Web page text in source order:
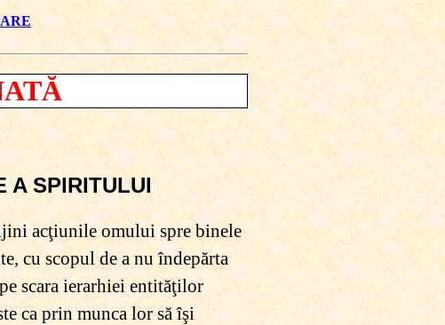
A SPIRITULUI
acţiunile omului spre binele
cu scopul de a nu îndepărta
scara ierarhiei entităţilor
ca prin munca lor să îşi